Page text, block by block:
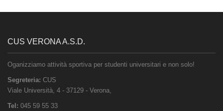
CUS VERONA A.S.D.
Oganizziamo attività sportiva per studenti universitari e non solo!
Segreteria: CUS
Viale Università, 4 - 37129 - Verona,
Tel: 045 59 55 33